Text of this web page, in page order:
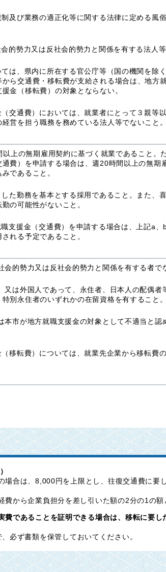
及び業務の適正化等に関する法律に定める風
的勢力又は反社会的勢力と関係を有する法人等
は、県内に所在する官公庁等（国の機関を除く
から交通費・移転費が支給される場合は、地方
金（移転費）の対象とならない。
交通費）においては、就業者にとって３親等
営を担う職務を務めている法人等でないこと。
上の無期雇用契約に基づく就業であること。
通費）を申請する場合は、週20時間以上の無期
であること。
た勤務を基本とする採用であること。また、
の可能性がないこと。
支援金（交通費）を申請する場合は、上記a、
れる予定であること。
会的勢力又は反社会的勢力と関係を有する者で
又は外国人であって、永住者、日本人の配偶者
別永住者のいずれかの在留資格を有すること。
本市が地方就職支援金の対象として不適当と認
移転費）については、就業先企業から移転費
合は、8,000円を上限とし、往復交通費に要
から企業負担分を差し引いた額の2分の1の額
であることを証明できる場合は、移転に要
必ず書類を保管しておいてください。